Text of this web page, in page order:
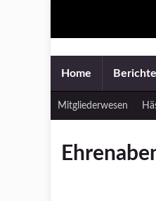
Home Berichte
Mitgliederwesen